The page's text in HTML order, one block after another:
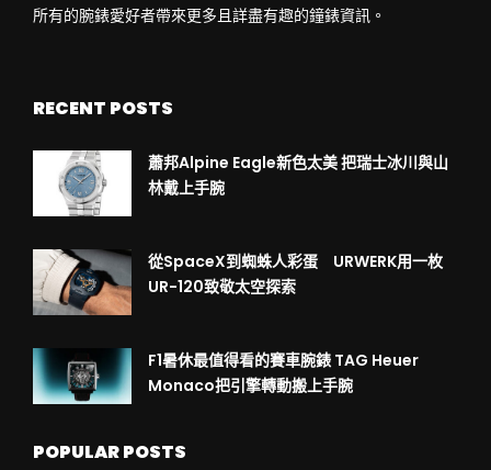
所有的腕錶愛好者帶來更多且詳盡有趣的鐘錶資訊。
RECENT POSTS
蕭邦Alpine Eagle新色太美 把瑞士冰川與山
林戴上手腕
從SpaceX到蜘蛛人彩蛋 URWERK用一枚
UR-120致敬太空探索
F1暑休最值得看的賽車腕錶 TAG Heuer
Monaco把引擎轉動搬上手腕
POPULAR POSTS